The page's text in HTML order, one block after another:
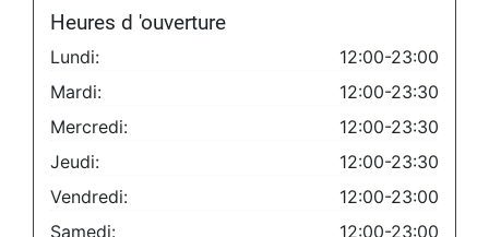
Heures d 'ouverture
Lundi:
12:00-23:00
Mardi:
12:00-23:30
Mercredi:
12:00-23:30
Jeudi:
12:00-23:30
Vendredi:
12:00-23:00
Samedi:
12:00-23:00